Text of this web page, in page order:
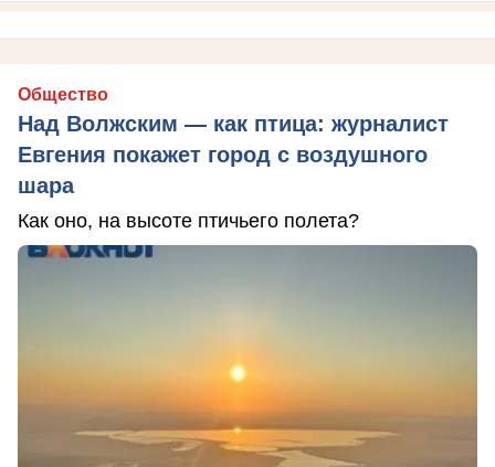
Общество
Над Волжским — как птица: журналист
Евгения покажет город с воздушного
шара
Как оно, на высоте птичьего полета?